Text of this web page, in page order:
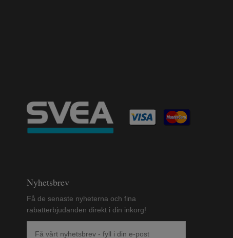
Nyhetsbrev
Få de senaste nyheterna och fina
rabatterbjudanden direkt i din inkorg!